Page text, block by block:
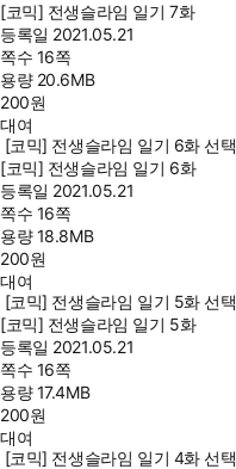
[코믹] 전생슬라임 일기 7화
등록일 2021.05.21
쪽수 16쪽
용량 20.6MB
200원
대여
[코믹] 전생슬라임 일기 6화 선택
[코믹] 전생슬라임 일기 6화
등록일 2021.05.21
쪽수 16쪽
용량18.8MB
200원
대여
[코믹] 전생슬라임 일기 5화 선택
[코믹] 전생슬라임 일기 5화
등록일 2021.05.21
쪽수 16쪽
용량17.4MB
200원
대여
[코믹] 전생슬라임 일기 4화 선택